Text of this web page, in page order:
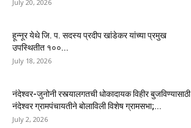
July 20, 2026
हून्नूर येथे जि. प. सदस्य प्रदीप खांडेकर यांच्या प्रमुख
उपस्थितीत १००...
July 18, 2026
नंदेश्वर-जुनोनी रस्त्यालगतची धोकादायक विहीर बुजविण्यासाठी
नंदेश्वर ग्रामपंचायतीने बोलाविली विशेष ग्रामसभा;...
July 2, 2026